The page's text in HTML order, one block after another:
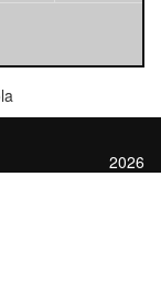
2026